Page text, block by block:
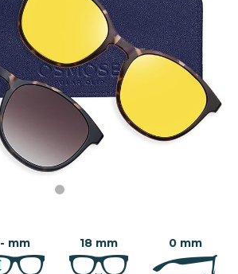
- mm 18 mm 0 mm